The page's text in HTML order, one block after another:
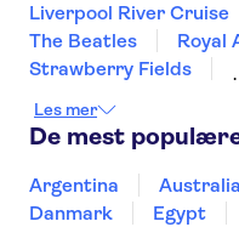
Liverpool River Cruise
The Beatles
Royal
Strawberry Fields
The London Eye
Madame Tussauds
Edinburgh Old Town
Bus Tours in London
Les mer
De mest
Argentina Australia
Danmark
Egypt